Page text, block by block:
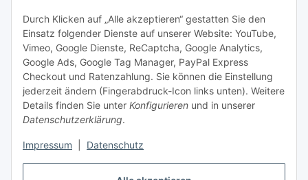
Durch Klicken auf „Alle akzeptieren“ gestatten Sie den
Einsatz folgender Dienste auf unserer Website: YouTube,
Vimeo, Google Dienste, ReCaptcha, Google Analytics,
Google Ads, Google Tag Manager, PayPal Express
Checkout und Ratenzahlung. Sie können die Einstellung
jederzeit ändern (Fingerabdruck-Icon links unten). Weitere
Details finden Sie unter Konfigurieren und in unserer
Datenschutzerklärung.
Impressum Datenschutz
Social Media
Unsere Dienstleistungen
Lampenreparatur
Lichtservice für Senioren
Vertrag widerrufen